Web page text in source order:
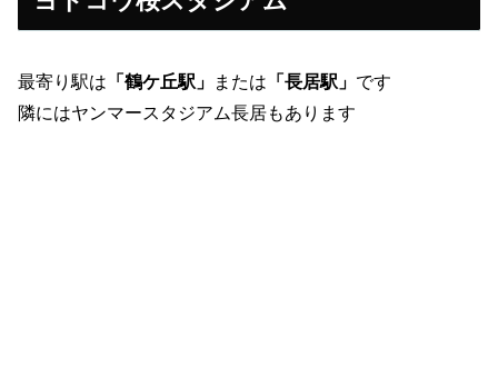
最寄り駅は 「鶴ケ丘駅」 または 「長居駅」 です
隣にはヤンマースタジアム長居もあります